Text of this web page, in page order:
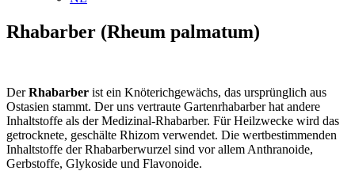
Rhabarber (Rheum palmatum)
DerRhabarber ist ein Knöterichgewächs, das ursprünglich aus
Ostasien stammt. Der uns vertraute Gartenrhabarber hat andere
Inhaltstoffe als der Medizinal-Rhabarber. Für Heilzwecke wird das
getrocknete, geschälte Rhizom verwendet. Die wertbestimmenden
Inhaltstoffe der Rhabarberwurzel sind vor allem Anthranoide,
Gerbstoffe, Glykoside und Flavonoide.